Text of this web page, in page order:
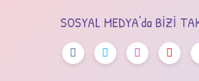
SOSYAL MEDYA'da BİZİ